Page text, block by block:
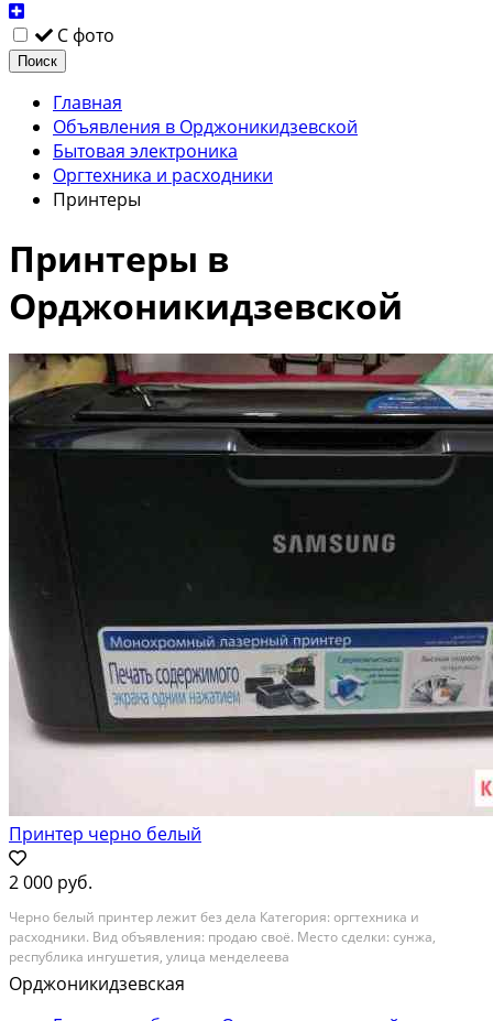
С фото
Поиск
Главная
Объявления в Орджоникидзевской
Бытовая электроника
Оргтехника и расходники
Принтеры
Принтеры в
Орджоникидзевской
Принтер черно белый
2 000 руб.
Черно белый принтер лежит без дела Категория: оргтехника и
расходники. Вид объявления: продаю своё. Место сделки: сунжа,
республика ингушетия, улица менделеева
Орджоникидзевская